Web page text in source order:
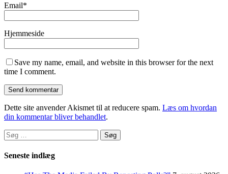
Email*
Hjemmeside
Save my name, email, and website in this browser for the next
time I comment.
Dette site anvender Akismet til at reducere spam. Læs om hvordan
din kommentar bliver behandlet.
Søg
efter:
Seneste indlæg